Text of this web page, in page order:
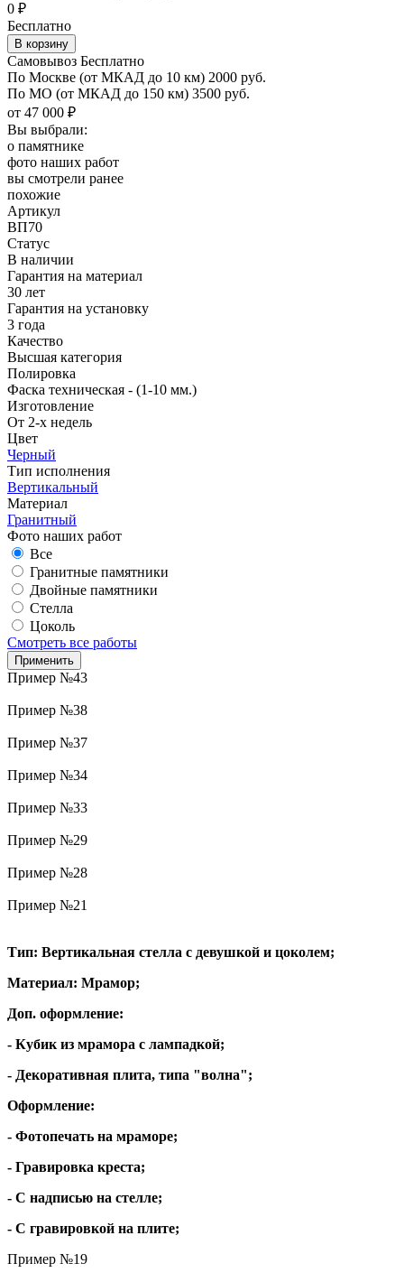
0 ₽
Бесплатно
Самовывоз Бесплатно
По Москве (от МКАД до 10 км) 2000 руб.
По МО (от МКАД до 150 км) 3500 руб.
от 47 000 ₽
Вы выбрали:
о памятнике
фото наших работ
вы смотрели ранее
похожие
Артикул
ВП70
Статус
В наличии
Гарантия на материал
30 лет
Гарантия на установку
3 года
Качество
Высшая категория
Полировка
Фаска техническая - (1-10 мм.)
Изготовление
От 2-х недель
Цвет
Черный
Тип исполнения
Вертикальный
Материал
Гранитный
Фото наших работ
Все
Гранитные памятники
Двойные памятники
Стелла
Цоколь
Смотреть все работы
Пример №43
Пример №38
Пример №37
Пример №34
Пример №33
Пример №29
Пример №28
Пример №21
Тип: Вертикальная стелла с девушкой и цоколем;
Материал: Мрамор;
Доп. оформление:
- Кубик из мрамора с лампадкой;
- Декоративная плита, типа "волна";
Оформление:
- Фотопечать на мраморе;
- Гравировка креста;
- С надписью на стелле;
- С гравировкой на плите;
Пример №19